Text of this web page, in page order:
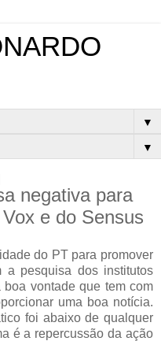
▼
▼
negativa para
e do Sensus
do PT para promover
a pesquisa dos institutos
vontade que tem com
uma boa notícia.
foi abaixo de qualquer
é a repercussão da ação